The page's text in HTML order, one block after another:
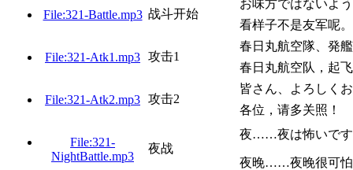
File:321-Battle.mp3 战斗开始
お味方ではないよ
看样子不是友军呢
File:321-Atk1.mp3 攻击1
春日丸航空隊、発
春日丸航空队，起
File:321-Atk2.mp3 攻击2
皆さん、よろしく
各位，请多关照！
File:321-
NightBattle.mp3
夜战
夜……夜は怖いで
夜晚……夜晚很可